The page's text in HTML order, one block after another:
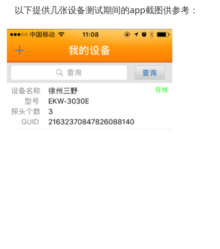
以下提供几张设备测试期间的app截图供参考：